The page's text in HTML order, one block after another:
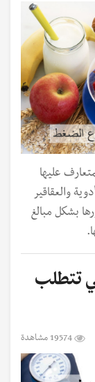
عليها
والعقاقير
بشكل مبالغ
تتطلب
19574 مشاهدة